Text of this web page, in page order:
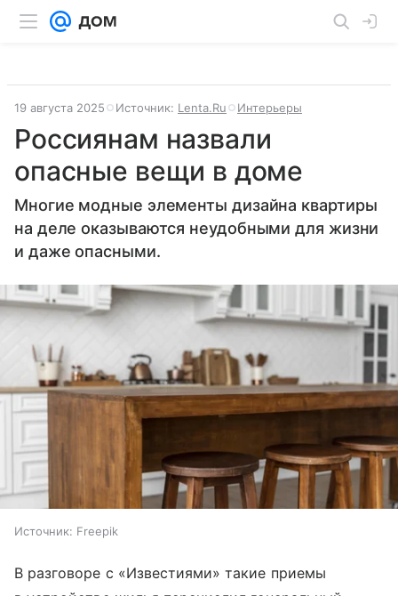
19 августа 2025 Источник: Lenta.Ru Интерьеры
Россиянам назвали
опасные вещи в доме
Многие модные элементы дизайна квартиры
на деле оказываются неудобными для жизни
и даже опасными.
Источник: Freepik
В разговоре с «Известиями» такие приемы